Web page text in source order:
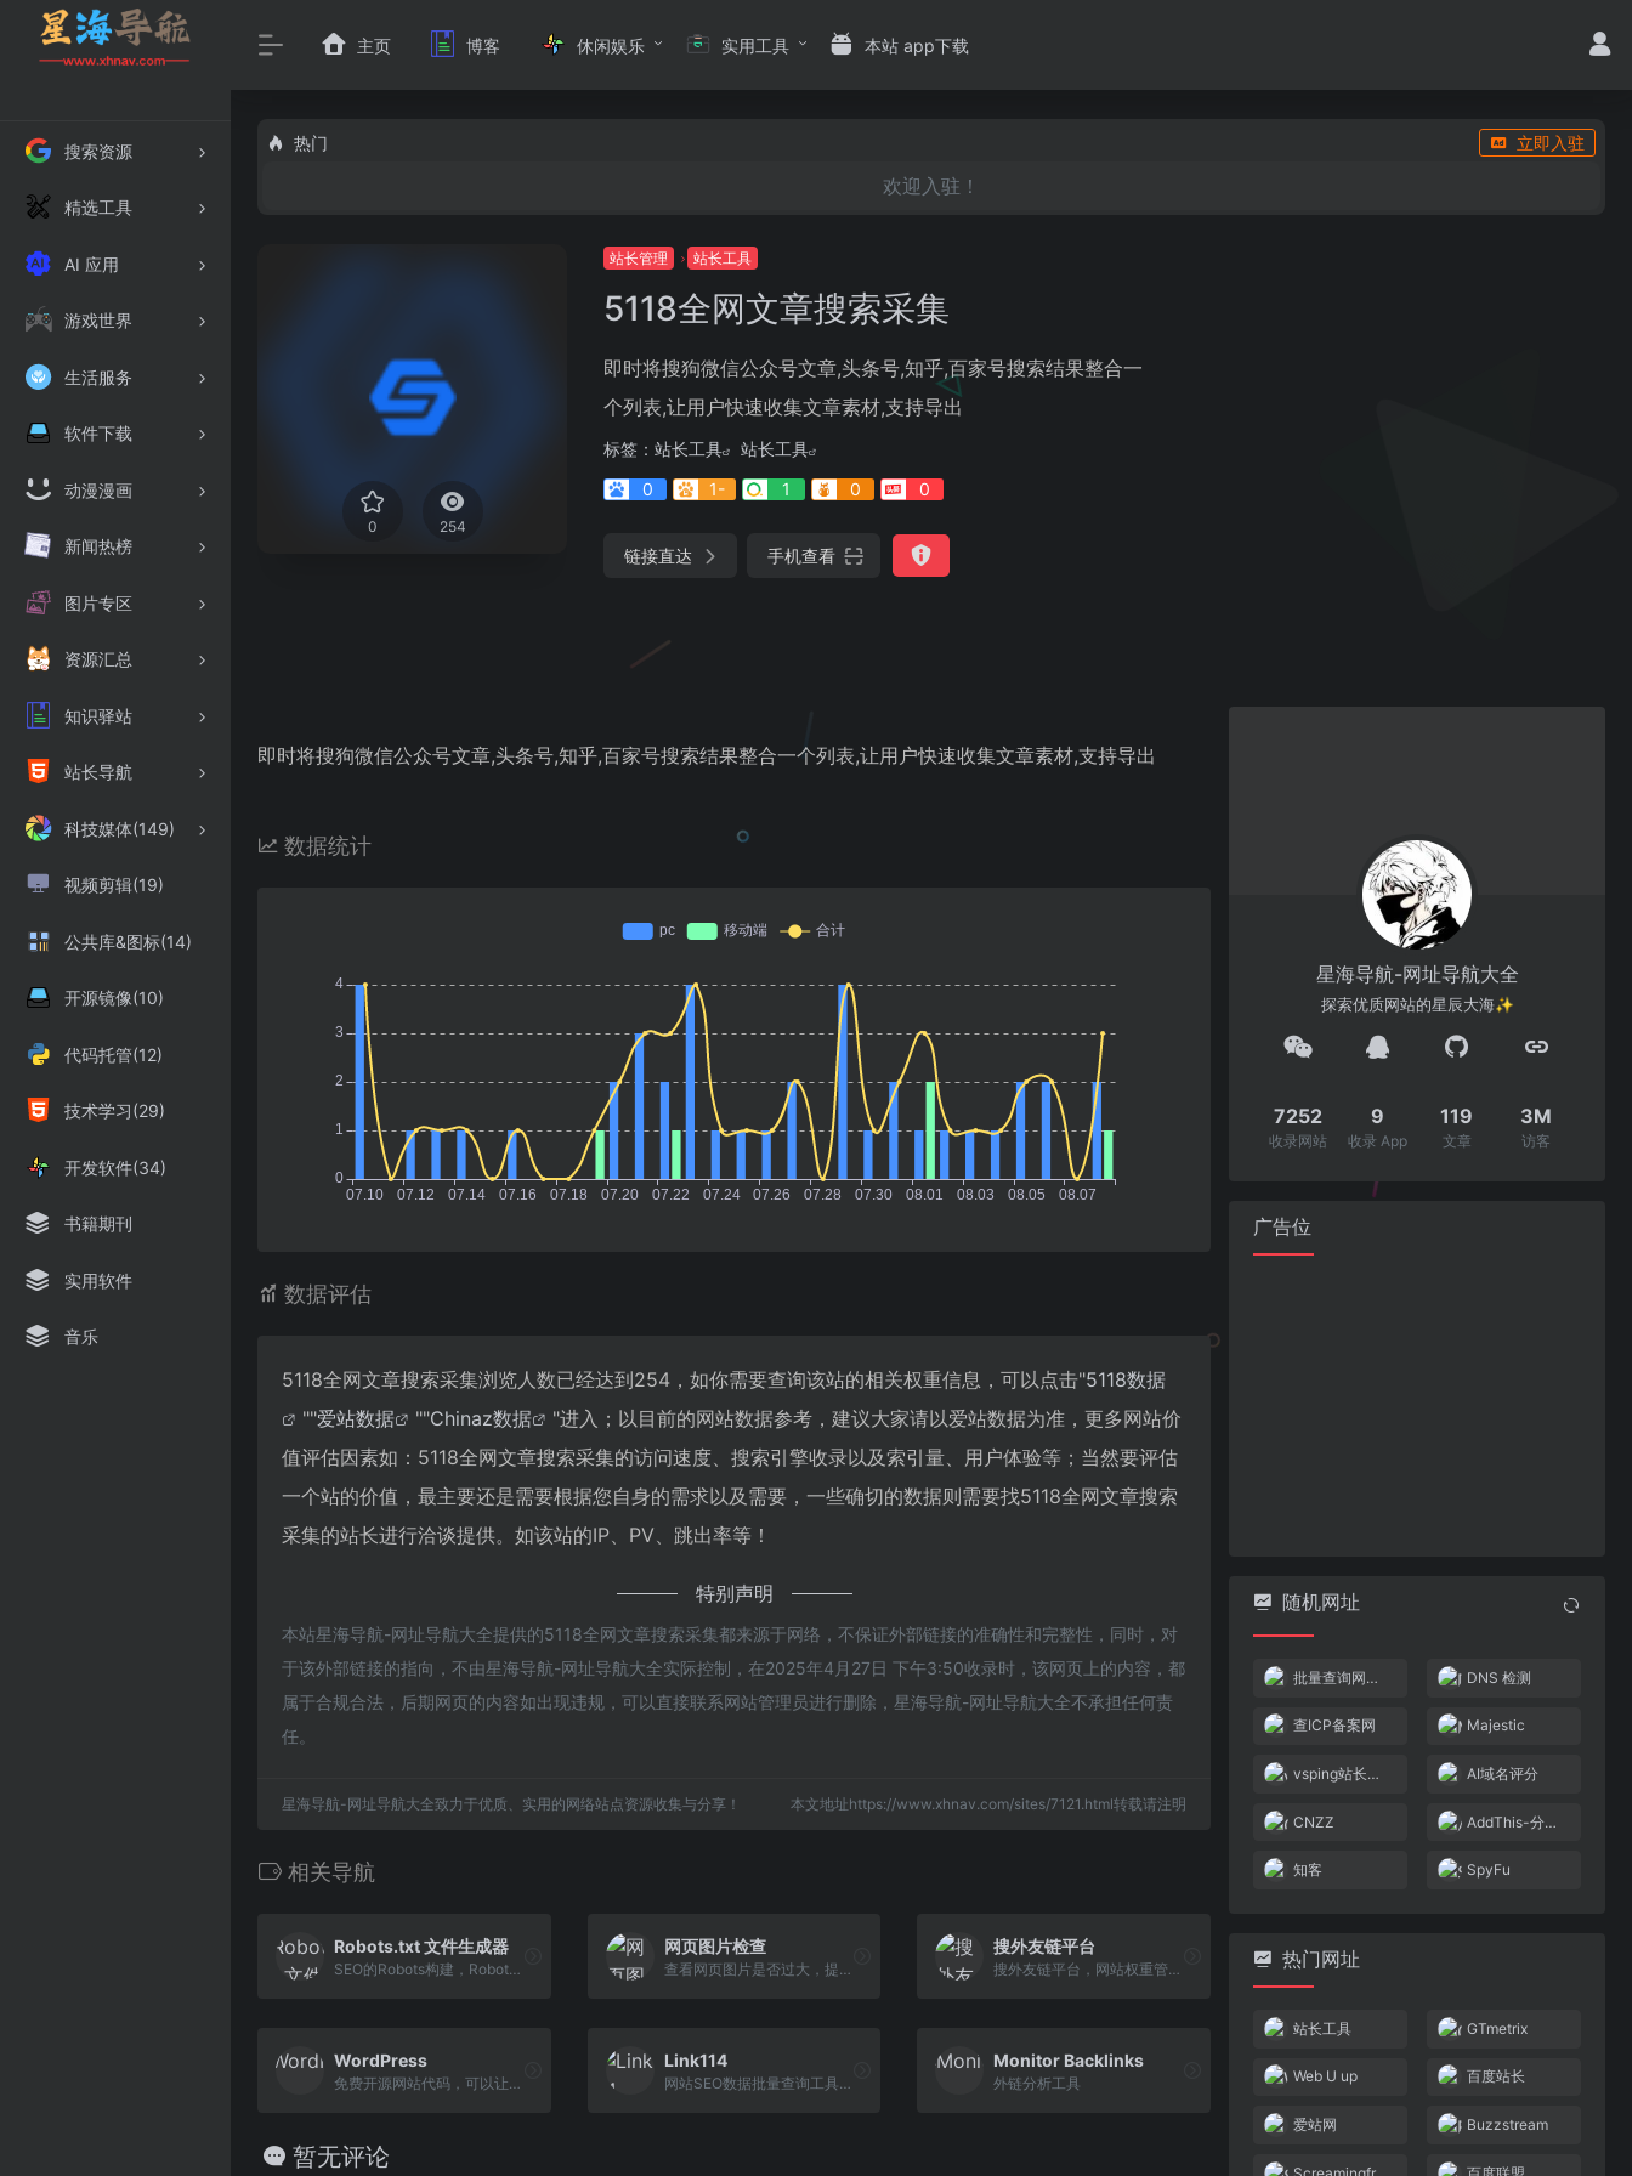
搜索资源
精选工具
AI 应用
游戏世界
生活服务
软件下载
动漫漫画
新闻热榜
图片专区
资源汇总
知识驿站
站长导航
科技媒体(149)
视频剪辑(19)
公共库&图标(14)
开源镜像(10)
代码托管(12)
技术学习(29)
开发软件(34)
书籍期刊
实用软件
音乐
主页 博客 休闲娱乐 实用工具 本站 app下载
热门 立即入驻
欢迎入驻！
0 254
站长管理 站长工具
5118全网文章搜索采集
即时将搜狗微信公众号文章,头条号,知乎,百家号搜索结果整合一
个列表,让用户快速收集文章素材,支持导出
标签： 站长工具
站长工具
0
1- 1 0 0
链接直达 手机查看
即时将搜狗微信公众号文章,头条号,知乎,百家号搜索结果整合一个列表,让用户快速收集文章素材,支持导出
数据统计
数据评估
5118全网文章搜索采集浏览人数已经达到254，如你需要查询该站的相关权重信息，可以点击"5118数据
""爱站数据 ""Chinaz数据
"进入；以目前的网站数据参考，建议大家请以爱站数据为准，更多网站价
值评估因素如：5118全网文章搜索采集的访问速度、搜索引擎收录以及索引量、用户体验等；当然要评估
一个站的价值，最主要还是需要根据您自身的需求以及需要，一些确切的数据则需要找5118全网文章搜索
采集的站长进行洽谈提供。如该站的IP、PV、跳出率等！
特别声明
本站星海导航-网址导航大全提供的5118全网文章搜索采集都来源于网络，不保证外部链接的准确性和完整性，同时，对
于该外部链接的指向，不由星海导航-网址导航大全实际控制，在2025年4月27日 下午3:50收录时，该网页上的内容，都
属于合规合法，后期网页的内容如出现违规，可以直接联系网站管理员进行删除，星海导航-网址导航大全不承担任何责
任。
星海导航-网址导航大全致力于优质、实用的网络站点资源收集与分享！ 本文地址https://www.xhnav.com/sites/7121.html转载请注明
相关导航
Robots.txt 文件生成器
SEO的Robots构建，Robots.txt 文件生成器
网页图片检查
查看网页图片是否过大，提高您站点的性能
搜外友链平台
搜外友链平台，网站权重管理专家，专注友情链接交换、友情链接交易、友情链接查询和友情链接监控。
WordPress
免费开源网站代码，可以让您建立出色网站程序。
Link114
网站SEO数据批量查询工具，域名批量查询，收录批量查询，权重批量查询，反链批量查询，whois批量查询; 专注批量查询，一次可查询多个网站或域名。
Monitor Backlinks
外链分析工具
暂无评论
星海导航-网址导航大全
探索优质网站的星辰大海✨
7252
收录网站
9
收录 App
119
文章
3M
访客
广告位
随机网址
批量查询网站收录 DNS 检测
查ICP备案网 Majestic
vsping站长工具 AI域名评分
CNZZ AddThis-分享代码
知客 SpyFu
热门网址
站长工具 GTmetrix
Web U up 百度站长
爱站网 Buzzstream